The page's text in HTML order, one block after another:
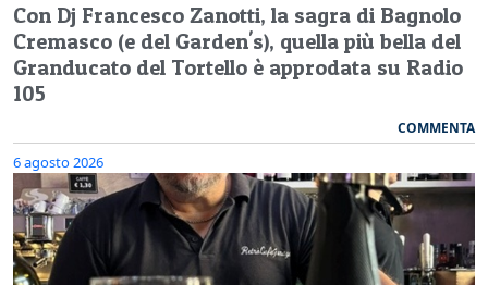
Con Dj Francesco Zanotti, la sagra di Bagnolo
Cremasco (e del Garden's), quella più bella del
Granducato del Tortello è approdata su Radio
105
COMMENTA
6 agosto 2026